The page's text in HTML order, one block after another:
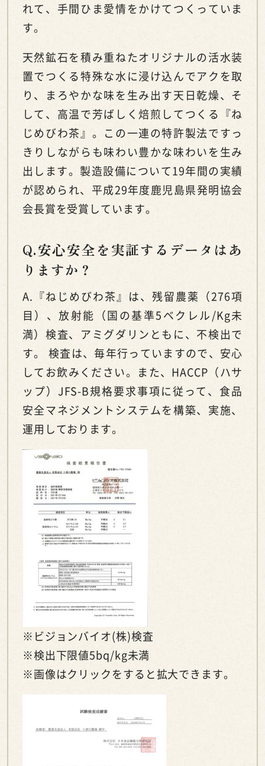
れて、手間ひま愛情をかけてつくっていま
す。
天然鉱石を積み重ねたオリジナルの活水装
置でつくる特殊な水に浸け込んでアクを取
り、まろやかな味を生み出す天日乾燥、そ
して、高温で芳ばしく焙煎してつくる『ね
じめびわ茶』。この一連の特許製法ですっ
きりしながらも味わい豊かな味わいを生み
出します。製造設備について19年間の実績
が認められ、平成29年度鹿児島県発明協会
会長賞を受賞しています。
Q.安心安全を実証するデータはあ
りますか？
A.『ねじめびわ茶』は、残留農薬（276項
目）、放射能（国の基準5ベクレル/Kg未
満）検査、アミグダリンともに、不検出で
す。 検査は、毎年行っていますので、安心
してお飲みください。また、HACCP（ハサ
ップ） JFS-B規格要求事項に従って、食品
安全マネジメントシステムを構築、実施、
運用しております。
※ビジョンバイオ(株)検査
※検出下限値5bq/kg未満
※画像はクリックをすると拡大できます。